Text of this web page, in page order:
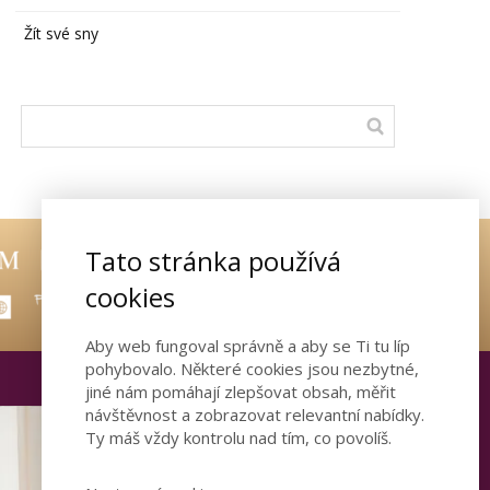
Žít své sny
Otevřete dveře ke
Tato stránka používá
cookies
Aby web fungoval správně a aby se Ti tu líp
pohybovalo. Některé cookies jsou nezbytné,
jiné nám pomáhají zlepšovat obsah, měřit
návštěvnost a zobrazovat relevantní nabídky.
Ty máš vždy kontrolu nad tím, co povolíš.